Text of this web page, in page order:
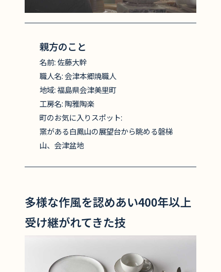
親方のこと
名前: 佐藤大幹
職人名: 会津本郷焼職人
地域: 福島県会津美里町
工房名: 陶雅陶楽
町のお気に入りスポット:
窯がある白鳳山の展望台から眺める磐梯
山、会津盆地
多様な作風を認めあい400年以上
受け継がれてきた技